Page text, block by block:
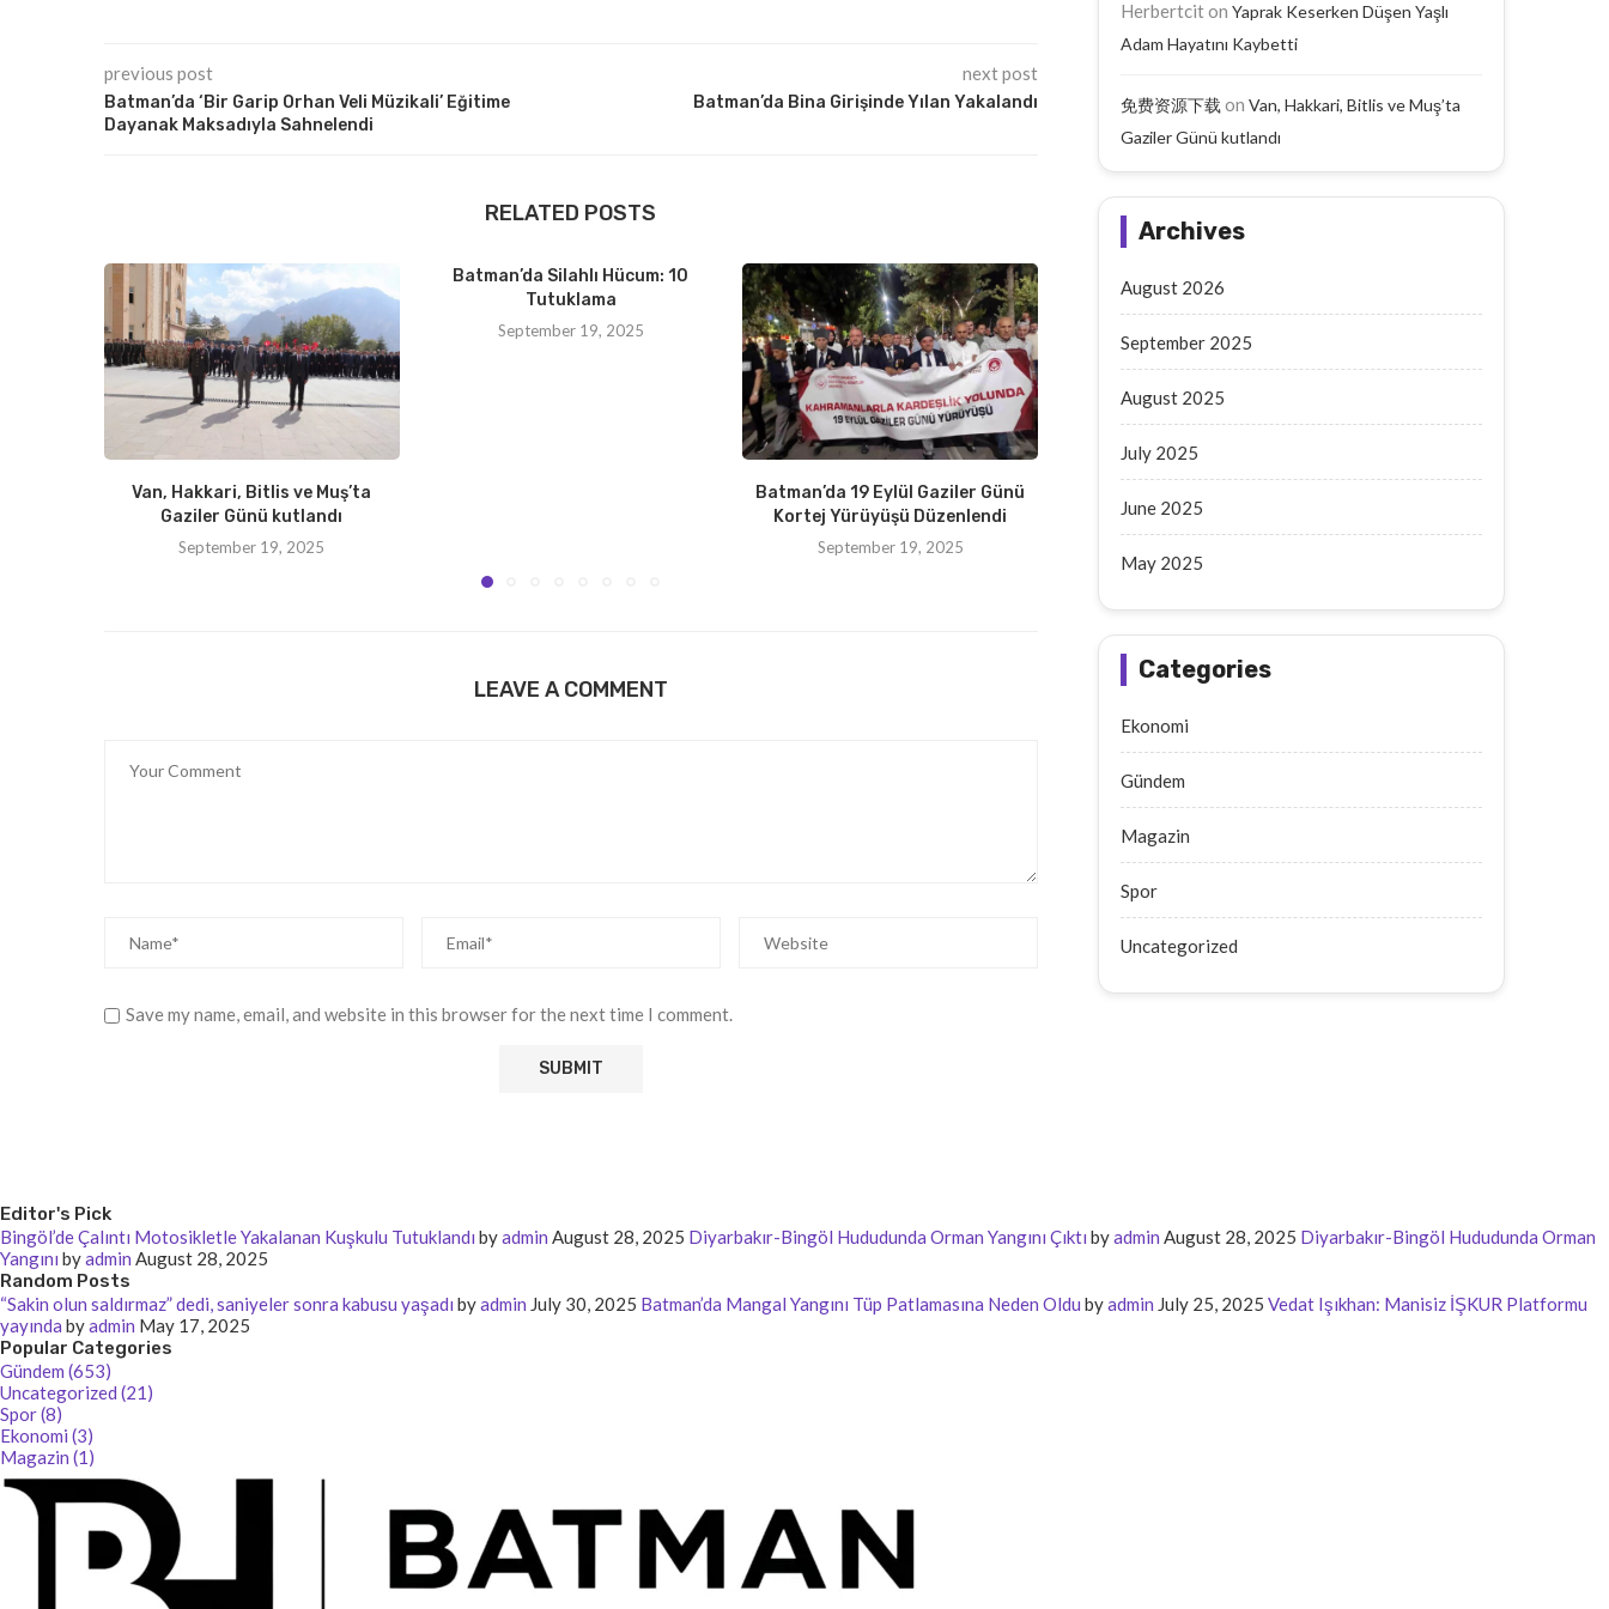
previous post
Batman’da ‘Bir Garip Orhan Veli Müzikali’ Eğitime
Dayanak Maksadıyla Sahnelendi
next post
Batman’da Bina Girişinde Yılan Yakalandı
RELATED POSTS
Van, Hakkari, Bitlis ve Muş’ta
Gaziler Günü kutlandı
September 19, 2025
Batman’da Silahlı Hücum: 10
Tutuklama
September 19, 2025
Batman’da 19 Eylül Gaziler Günü
Kortej Yürüyüşü Düzenlendi
September 19, 2025
10 Tutuklama
LEAVE A COMMENT
Save my name, email, and website in this browser for the next time I comment.
Herbertciton Yaprak Keserken Düşen Yaşlı
Adam Hayatını Kaybetti
免费资源下载 on Van, Hakkari, Bitlis ve Muş’ta
Gaziler Günü kutlandı
Archives
August 2026
September 2025
August 2025
July 2025
June 2025
May 2025
Categories
Ekonomi
Gündem
Magazin
Spor
Uncategorized
Editor's Pick
Bingöl’de Çalıntı Motosikletle Yakalanan Kuşkulu Tutuklandı byadmin August 28, 2025 Diyarbakır-Bingöl Hududunda Orman Yangını Çıktı byadmin August 28, 2025 Diyarbakır-Bingöl Hududunda Orman
Yangını byadmin August 28, 2025
Random Posts
“Sakin olun saldırmaz” dedi, saniyeler sonra kabusu yaşadı byadmin July 30, 2025 Batman’da Mangal Yangını Tüp Patlamasına Neden Oldu byadmin July 25, 2025 Vedat Işıkhan: Manisiz İŞKUR Platformu
yayında byadmin May 17, 2025
Popular Categories
Gündem (653)
Uncategorized (21)
Spor (8)
Ekonomi (3)
Magazin (1)